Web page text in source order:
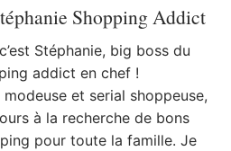
Shopping Addict
Stéphanie, big boss du
addict en chef !
modeuse et serial shoppeuse,
à la recherche de bons
pour toute la famille. Je